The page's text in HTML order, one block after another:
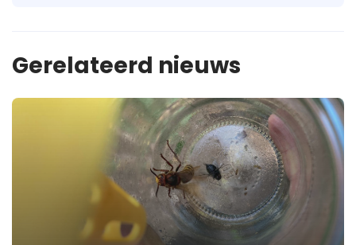
Gerelateerd nieuws